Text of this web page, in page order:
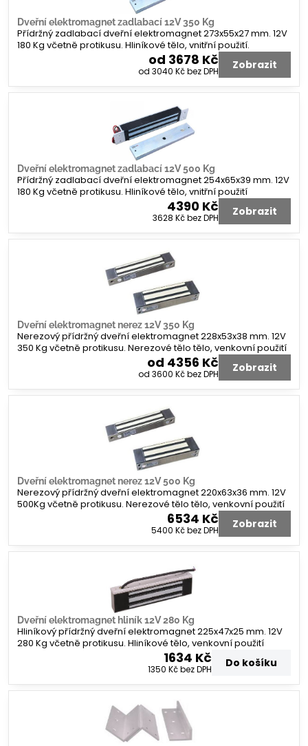
Dveřní elektromagnet zadlabací 12V 350 Kg
Přídržný zadlabací dveřní elektromagnet 273x55x27 mm. 12V
180 Kg včetně protikusu. Hliníkové tělo, vnitřní použití.
od 3678 Kč
od 3040 Kčbez DPH Zobrazit
Dveřní elektromagnet zadlabací 12V 500 Kg
Přídržný zadlabací dveřní elektromagnet 254x65x39 mm. 12V
180 Kg včetně protikusu. Hliníkové tělo, vnitřní použití
4390 Kč
3628 Kčbez DPH Zobrazit
Dveřní elektromagnet nerez 12V 350 Kg
Nerezový přídržný dveřní elektromagnet 228x53x38 mm. 12V
350 Kg včetně protikusu. Nerezové tělo tělo, venkovní použití
od 4356 Kč
od 3600 Kčbez DPH Zobrazit
Dveřní elektromagnet nerez 12V 500 Kg
Nerezový přídržný dveřní elektromagnet 220x63x36 mm. 12V
500Kg včetně protikusu. Nerezové tělo tělo, venkovní použití
6534 Kč
5400 Kčbez DPH Zobrazit
Dveřní elektromagnet hliník 12V 280 Kg
Hliníkový přídržný dveřní elektromagnet 225x47x25 mm. 12V
280 Kg včetně protikusu. Hliníkové tělo, venkovní použití
1634 Kč
1350 Kčbez DPH Do košíku